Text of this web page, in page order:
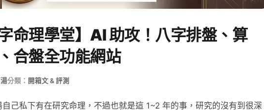
字命理學堂】AI 助攻！八字排盤、算
合盤全功能網站
分類： 開箱文 & 評測
己私下有在研究命理，不過也就是這 1~2 年的事，研究的沒有到很深